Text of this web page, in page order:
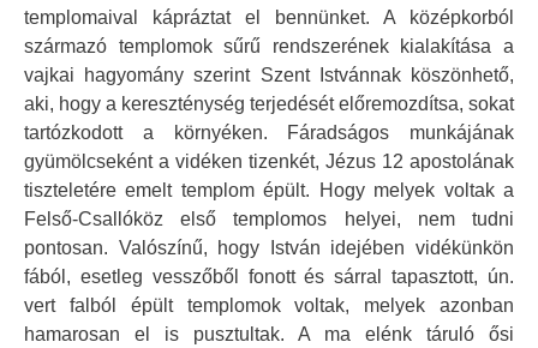
templomaival kápráztat el bennünket. A középkorból
származó templomok sűrű rendszerének kialakítása a
vajkai hagyomány szerint Szent Istvánnak köszönhető,
aki, hogy a kereszténység terjedését előremozdítsa, sokat
tartózkodott a környéken. Fáradságos munkájának
gyümölcseként a vidéken tizenkét, Jézus 12 apostolának
tiszteletére emelt templom épült. Hogy melyek voltak a
Felső-Csallóköz első templomos helyei, nem tudni
pontosan. Valószínű, hogy István idejében vidékünkön
fából, esetleg vesszőből fonott és sárral tapasztott, ún.
vert falból épült templomok voltak, melyek azonban
hamarosan el is pusztultak. A ma elénk táruló ősi